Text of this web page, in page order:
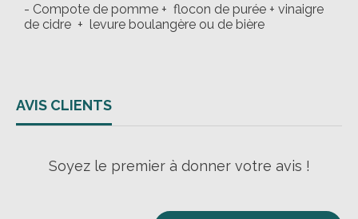
- Compote de pomme + flocon de purée + vinaigre
de cidre + levure boulangère ou de bière
AVIS CLIENTS
Soyez le premier à donner votre avis !